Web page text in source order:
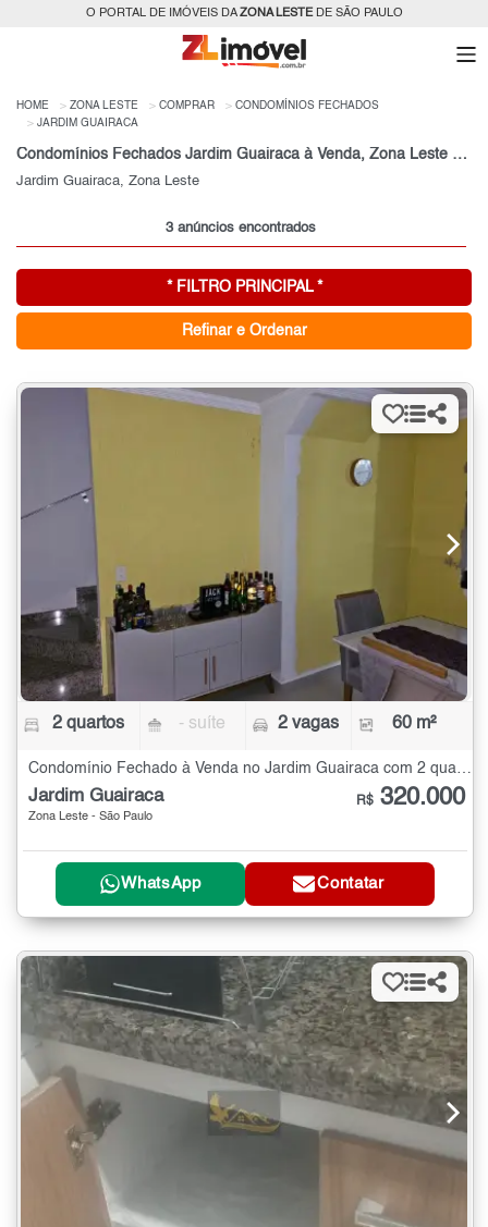
O PORTAL DE IMÓVEIS DAZONA LESTEDE SÃO PAULO
HOME ZONA LESTE COMPRAR
CONDOMÍNIOS FECHADOS
JARDIM GUAIRACA
Condomínios Fechados Jardim Guairaca à Venda, Zona Leste de São Paulo, SP
Jardim Guairaca, Zona Leste
3 anúncios encontrados
* FILTRO PRINCIPAL *
Refinar e Ordenar
2 quartos - suíte 2 vagas 60 m²
Jardim Guairaca
Zona Leste - São Paulo
R$ 320.000
WhatsApp Contatar